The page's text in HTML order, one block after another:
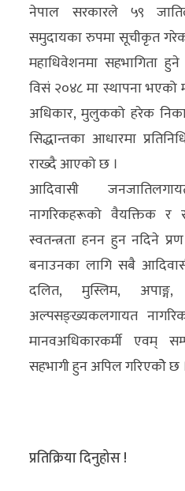
नेपाल सरकारले ५९
समुदायका रुपमा सूचीकृत
महाधिवेशनमा सहभागिता
विसं २०४८ मा स्थापना
अधिकार, मुलुकको हरेक
सिद्धान्तका आधारमा
राख्दै आएको छ ।
आदिवासी
नागरिकहरूको वैयक्तिक
स्वतन्त्रता हनन हुन नदिने
बनाउनका लागि सबै
दलित, मुस्लिम,
अल्पसङ्ख्यकलगायत
मानवअधिकारकर्मी एवम्
सहभागी हुन अपिल गरिएकोे छ
प्रतिक्रिया दिनुहोस !